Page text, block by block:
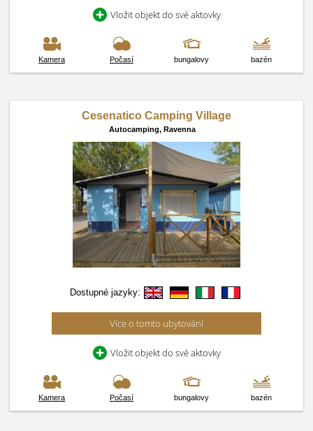
Vložit objekt do své aktovky
Kamera Počasí bungalovy bazén
Cesenatico Camping Village
Autocamping, Ravenna
Dostupné jazyky:
Více o tomto ubytování
Vložit objekt do své aktovky
Kamera Počasí bungalovy bazén